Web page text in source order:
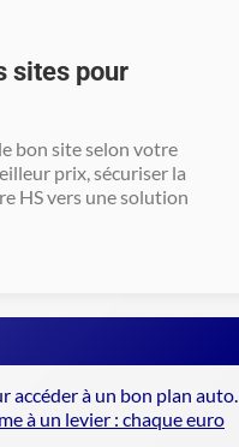
sites pour
bon site selon votre
prix, sécuriser la
HS vers une solution
accéder à un bon plan auto.
à un levier : chaque euro